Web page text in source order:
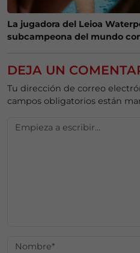
La jugadora del Leioa
subcampeona del mundo
DEJA UN
Tu dirección de correo
campos obligatorios están